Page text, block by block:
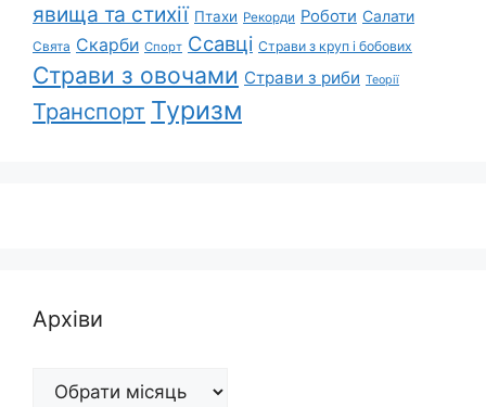
явища та стихії Птахи Рекорди Роботи Салати
Свята Скарби Спорт Ссавці Страви з круп і бобових
Страви з овочами Страви з риби Теорії
Транспорт Туризм
Архіви
Архіви